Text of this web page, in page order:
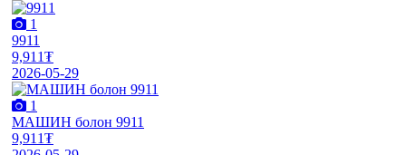
1
9911
9,911₮
2026-05-29
1
МАШИН болон 9911
9,911₮